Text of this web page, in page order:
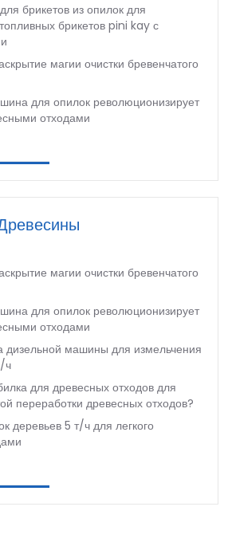
брикетов из опилок для
брикетов pini kay с
магии очистки бревенчатого
для опилок революционизирует
отходами
магии очистки бревенчатого
для опилок революционизирует
отходами
дизельной машины для измельчения
ч
для древесных отходов для
переработки древесных отходов?
деревьев 5 т/ч для легкого